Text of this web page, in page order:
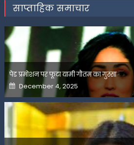
साप्ताहिक समाचार
पेड प्रमोशन पर फूटा यामी गौतम का गुस्सा
Posted
on
December 4, 2025